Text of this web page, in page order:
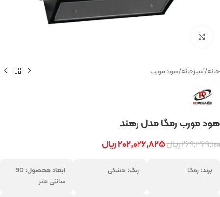
خانه/آشپزخانه/هود مورب
هود مورب رمگا مدل رهند
۲۶۹,۳۶۹,۱۰۰ریال۲۰۲,۰۲۶,۸۲۵ریال
برند:رمگا رنگ:مشکی ابعاد محصول: 90
سانتی متر